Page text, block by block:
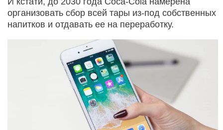
организовать сбор всей тары из-под собственных
напитков и отдавать ее на переработку.